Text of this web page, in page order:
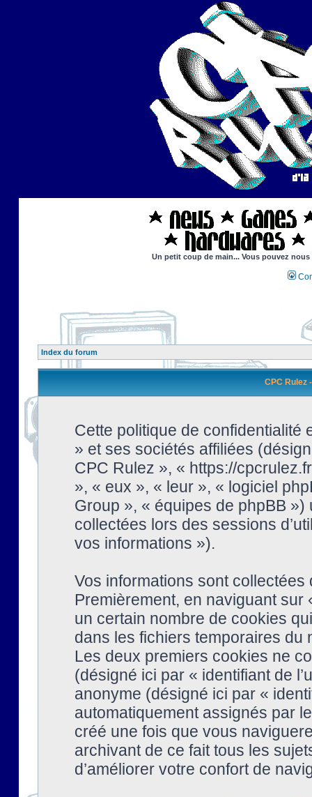
Un petit coup de main... Vous pouvez
Index du forum
CPC Rulez
Cette politique de confidentialité
» et ses sociétés affiliées
CPC Rulez », « https://
», « eux », « leur », « logiciel
Group », « équipes de phpBB
collectées lors des sessions
vos informations »).
Vos informations sont
Premièrement, en naviguant
un certain nombre de cookies
dans les fichiers temporaires du
Les deux premiers cookies ne
(désigné ici par « identifiant de
anonyme (désigné ici par «
automatiquement assignés par
créé une fois que vous
archivant de ce fait tous les
d’améliorer votre confort de